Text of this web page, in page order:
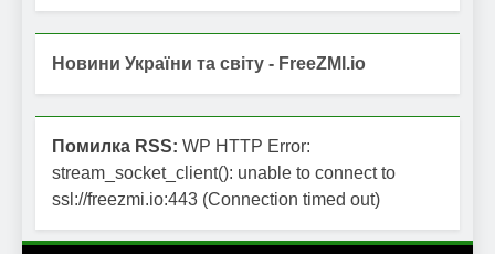
Новини України та світу - FreeZMI.io
Помилка RSS: WP HTTP Error:
stream_socket_client(): unable to connect to
ssl://freezmi.io:443 (Connection timed out)